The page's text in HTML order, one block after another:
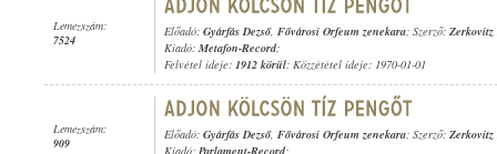
Lemezszám:
7524
Előadó: Gyárfás Dezső, Fővárosi Orfeum zenekara; Szerző: Zerkovitz
Kiadó: Metafon-Record;
Felvétel ideje: 1912 körül; Közzététel ideje: 1970-01-01
Lemezszám:
909
Előadó: Gyárfás Dezső, Fővárosi Orfeum zenekara; Szerző: Zerkovitz
Kiadó: Parlament-Record;